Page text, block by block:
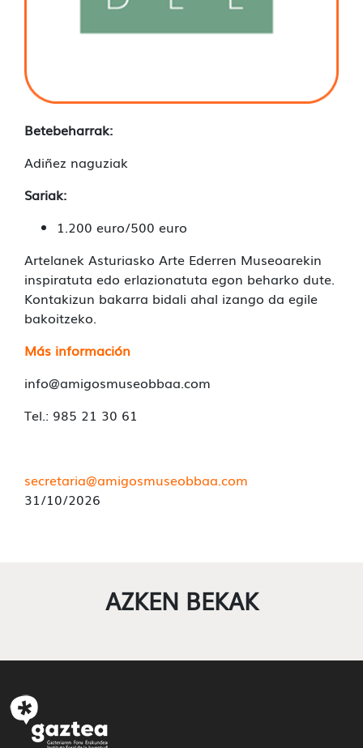
Betebeharrak:
Adiñez naguziak
Sariak:
1.200 euro/500 euro
Artelanek Asturiasko Arte Ederren Museoarekin
inspiratuta edo erlazionatuta egon beharko dute.
Kontakizun bakarra bidali ahal izango da egile
bakoitzeko.
Más información
info@amigosmuseobbaa.com
Tel.: 985 21 30 61
secretaria@amigosmuseobbaa.com
31/10/2026
AZKEN BEKAK